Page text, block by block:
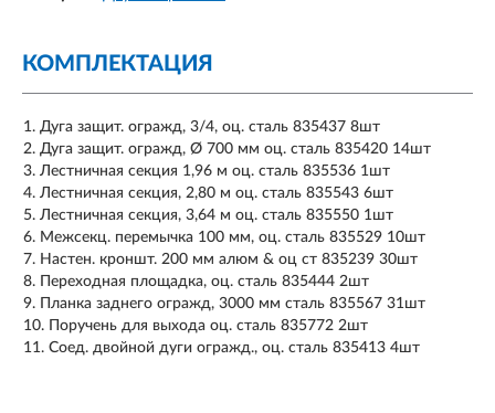
КОМПЛЕКТАЦИЯ
Дуга защит. огражд, 3/4, оц. сталь 835437 8шт
Дуга защит. огражд, Ø 700 мм оц. сталь 835420 14шт
Лестничная секция 1,96 м оц. сталь 835536 1шт
Лестничная секция, 2,80 м оц. сталь 835543 6шт
Лестничная секция, 3,64 м оц. сталь 835550 1шт
Межсекц. перемычка 100 мм, оц. сталь 835529 10шт
Настен. кроншт. 200 мм алюм & оц ст 835239 30шт
Переходная площадка, оц. сталь 835444 2шт
Планка заднего огражд, 3000 мм сталь 835567 31шт
Поручень для выхода оц. сталь 835772 2шт
Соед. двойной дуги огражд., оц. сталь 835413 4шт